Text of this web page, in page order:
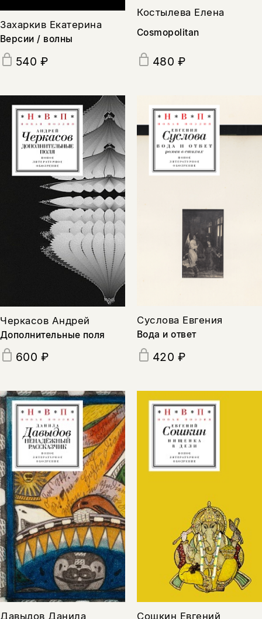
Захаркив Екатерина
Версии / волны
540 ₽
Костылева Елена
Cosmopolitan
480 ₽
Черкасов Андрей
Дополнительные поля
600 ₽
Суслова Евгения
Вода и ответ
420 ₽
Давыдов Данила Сошкин Евгений